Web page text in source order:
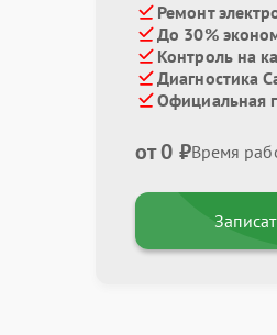
Ремонт
До 30%
Контроль на
Диагностика
Официальная
от 0 ₽Время